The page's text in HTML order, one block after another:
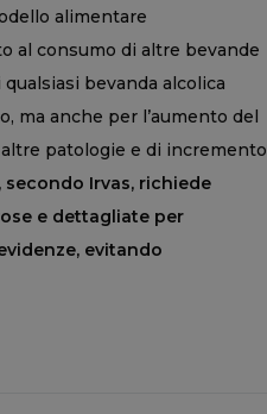
alimentare
al consumo di altre bevande
bevanda alcolica
ma anche per l’aumento del
patologie e di incremento
secondo Irvas, richiede
e dettagliate per
evitando